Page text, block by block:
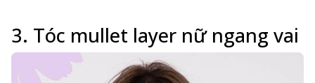
3. Tóc mullet layer nữ ngang vai